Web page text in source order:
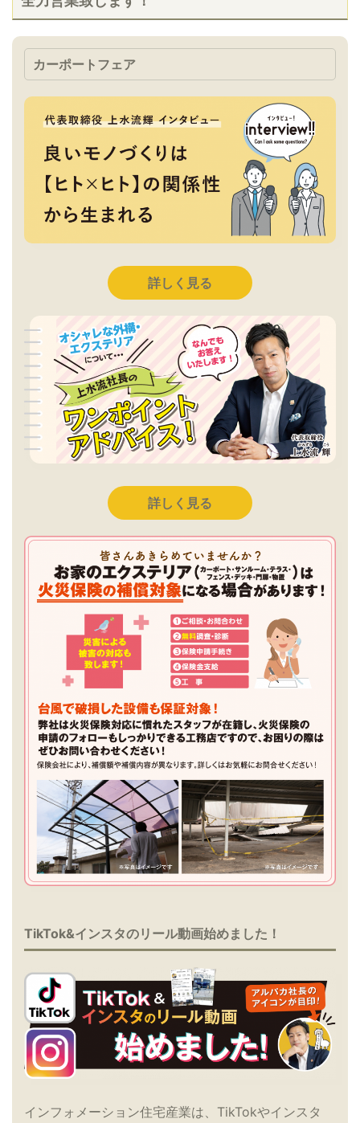
カーポートフェア
詳しく見る
詳しく見る
TikTok&インスタのリール動画始めました！
インフォメーション住宅産業は、TikTokやインスタ